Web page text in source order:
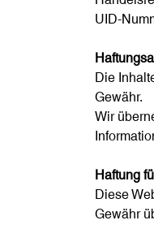
UID-
Die
Gewähr.
Wir
Haftung
Diese
Gewähr